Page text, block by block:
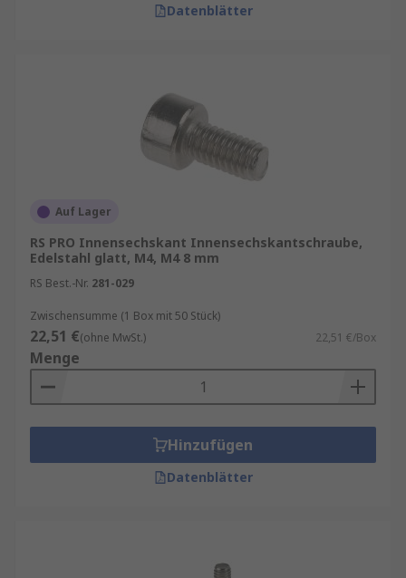
Datenblätter
Auf Lager
RS PRO Innensechskant Innensechskantschraube,
Edelstahl glatt, M4, M4 8 mm
RS Best.-Nr. 281-029
Zwischensumme (1 Box mit 50 Stück)
22,51 €(ohne MwSt.) 22,51 €/Box
Menge
Hinzufügen
Datenblätter